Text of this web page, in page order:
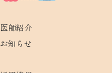
医師紹介
お知らせ